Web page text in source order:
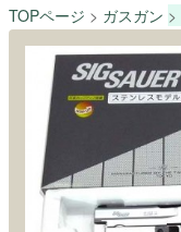
TOPページ ガスガン